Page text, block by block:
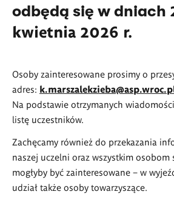
odbędą się w dniach
kwietnia 2026 r.
Osoby zainteresowane prosimy o
adres:
Na podstawie otrzymanych
listę uczestników.
Zachęcamy również do przekazania
naszej uczelni oraz wszystkim osobom
mogłyby być zainteresowane – w
udział także osoby towarzyszące.